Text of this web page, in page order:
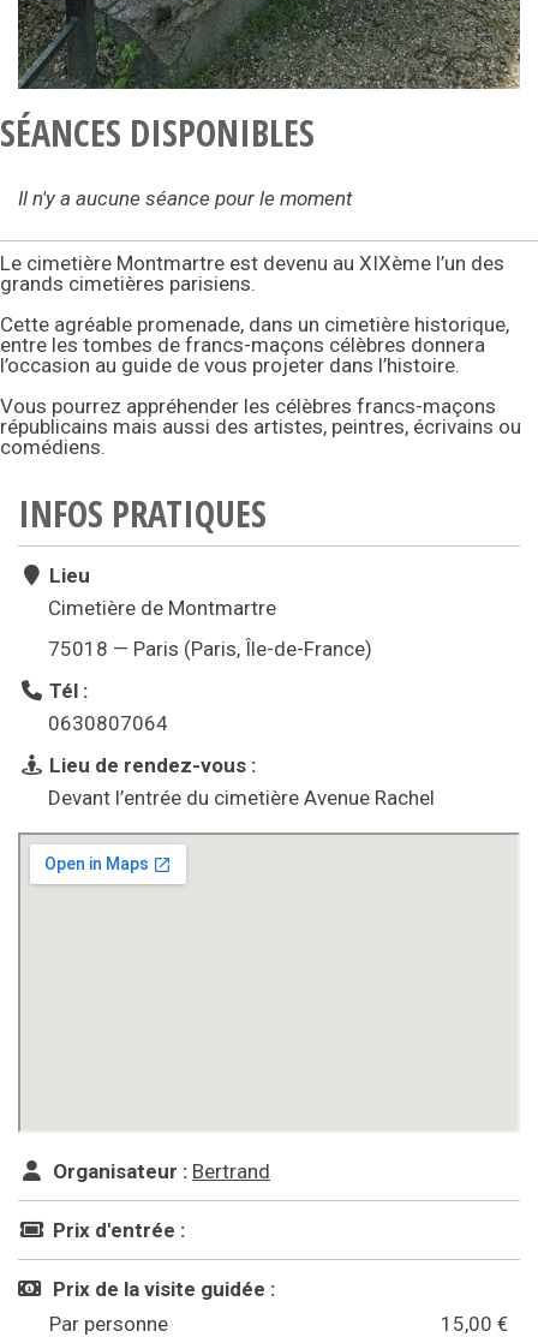
SÉANCES DISPONIBLES
Il n'y a aucune séance pour le moment
Le cimetière Montmartre est devenu au XIXème l’un des
grands cimetières parisiens.
Cette agréable promenade, dans un cimetière historique,
entre les tombes de francs-maçons célèbres donnera
l’occasion au guide de vous projeter dans l’histoire.
Vous pourrez appréhender les célèbres francs-maçons
républicains mais aussi des artistes, peintres, écrivains ou
comédiens.
INFOS PRATIQUES
Lieu
Cimetière de Montmartre
75018 — Paris (Paris, Île-de-France)
Tél :
0630807064
Lieu de rendez-vous :
Devant l’entrée du cimetière Avenue Rachel
Organisateur : Bertrand
Prix d'entrée :
Prix de la visite guidée :
Par personne
15,00 €